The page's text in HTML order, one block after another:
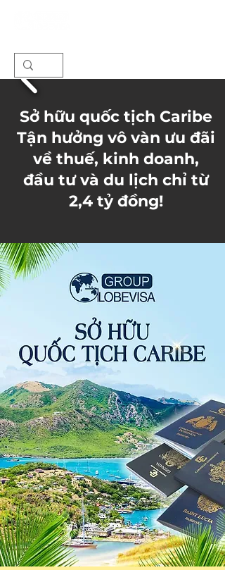
Sở hữu quốc tịch Caribe
Tận hưởng vô vàn ưu đãi
về thuế, kinh doanh,
đầu tư và du lịch chỉ từ
2,4 tỷ đồng!